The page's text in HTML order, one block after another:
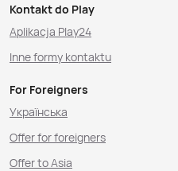
Kontakt do Play
Aplikacja Play24
Inne formy kontaktu
For Foreigners
Українська
Offer for foreigners
Offer to Asia